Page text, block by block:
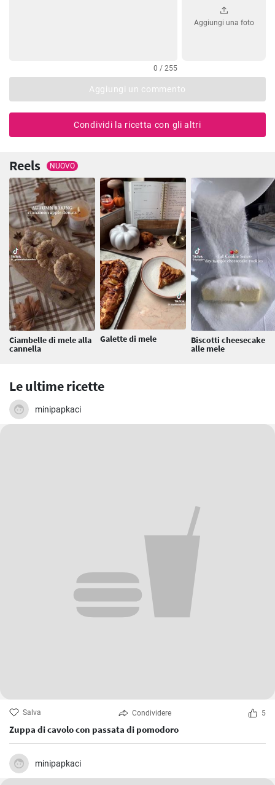
0 / 255
Aggiungi una foto
Aggiungi un commento
Condividi la ricetta con gli altri
Reels NUOVO
Ciambelle di mele alla
cannella
Galette di mele Biscotti cheesecake
alle mele
Le ultime ricette
minipapkaci
Salva Condividere 5
Zuppa di cavolo con passata di pomodoro
minipapkaci